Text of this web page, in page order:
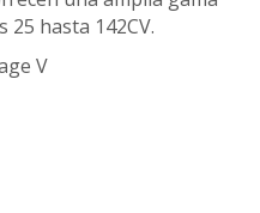
25 hasta 142CV.
V